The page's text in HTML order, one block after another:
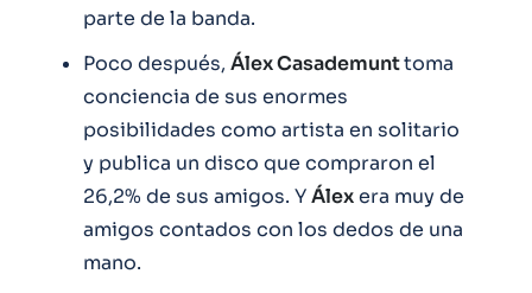
parte de la banda.
Poco después, Álex Casademunttoma
conciencia de sus enormes
posibilidades como artista en solitario
y publica un disco que compraron el
26,2% de sus amigos. YÁlexera muy de
amigos contados con los dedos de una
mano.